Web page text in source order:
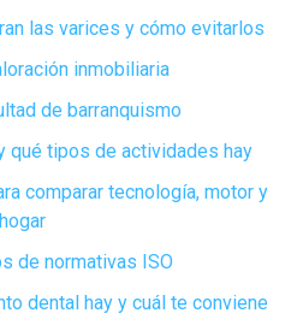
las varices y cómo evitarlos
inmobiliaria
de barranquismo
qué tipos de actividades hay
comparar tecnología, motor y
hogar
de normativas ISO
dental hay y cuál te conviene